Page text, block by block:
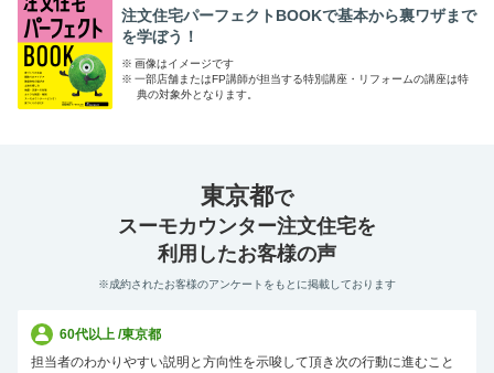
注文住宅パーフェクトBOOKで基本から裏ワザまで
を学ぼう！
※ 画像はイメージです
※ 一部店舗またはFP講師が担当する特別講座・リフォームの講座は特
典の対象外となります。
東京都で
スーモカウンター注文住宅を
利用したお客様の声
※成約されたお客様のアンケートをもとに掲載しております
60代以上 /東京都
担当者のわかりやすい説明と方向性を示唆して頂き次の行動に進むこと